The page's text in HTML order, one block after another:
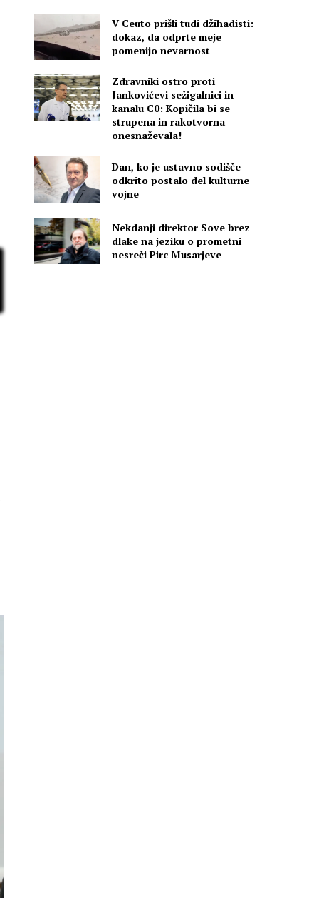
V Ceuto prišli tudi džihadisti:
dokaz, da odprte meje
pomenijo nevarnost
Zdravniki ostro proti
Jankovićevi sežigalnici in
kanalu C0: Kopičila bi se
strupena in rakotvorna
onesnaževala!
Dan, ko je ustavno sodišče
odkrito postalo del kulturne
vojne
Nekdanji direktor Sove brez
dlake na jeziku o prometni
nesreči Pirc Musarjeve